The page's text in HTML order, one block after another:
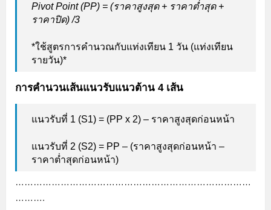
Pivot Point (PP) = (ราคาสูงสุด + ราคาต่ำสุด +
ราคาปิด) /3
*ใช้สูตรการคำนวณกับแท่งเทียน 1 วัน (แท่งเทียน
รายวัน)*
การคำนวนเส้นแนวรับแนวต้าน 4 เส้น
แนวรับที่ 1 (S1) = (PP x 2) – ราคาสูงสุดก่อนหน้า
แนวรับที่ 2 (S2) = PP – (ราคาสูงสุดก่อนหน้า –
ราคาต่ำสุดก่อนหน้า)
……………………………………………………………………
……….